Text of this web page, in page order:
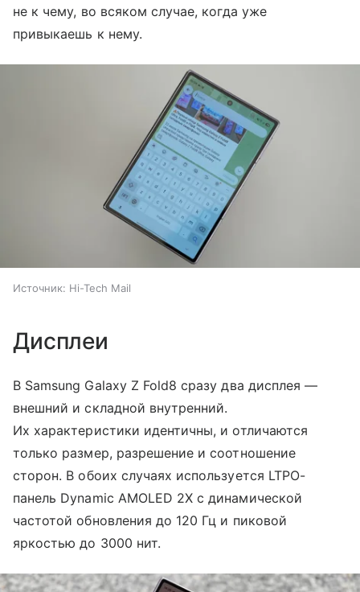
не к чему, во всяком случае, когда уже
привыкаешь к нему.
Источник: Hi-Tech Mail
Дисплеи
В Samsung Galaxy Z Fold8 сразу два дисплея —
внешний и складной внутренний.
Их характеристики идентичны, и отличаются
только размер, разрешение и соотношение
сторон. В обоих случаях используется LTPO-
панель Dynamic AMOLED 2X с динамической
частотой обновления до 120 Гц и пиковой
яркостью до 3000 нит.